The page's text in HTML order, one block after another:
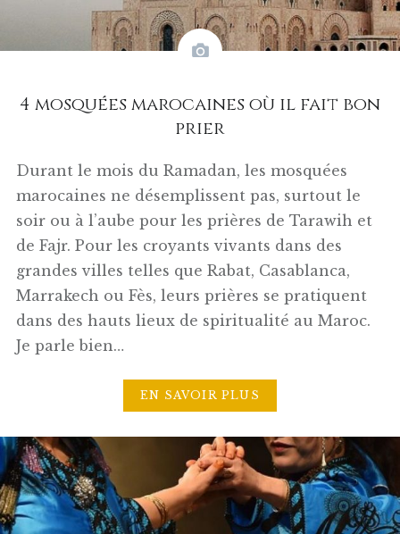
4 mosquées marocaines où il fait bon
prier
Durant le mois du Ramadan, les mosquées
marocaines ne désemplissent pas, surtout le
soir ou à l’aube pour les prières de Tarawih et
de Fajr. Pour les croyants vivants dans des
grandes villes telles que Rabat, Casablanca,
Marrakech ou Fès, leurs prières se pratiquent
dans des hauts lieux de spiritualité au Maroc.
Je parle bien…
EN SAVOIR PLUS